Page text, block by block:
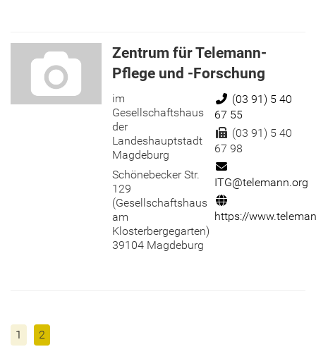
Zentrum für Telemann-
Pflege und -Forschung
im
Gesellschaftshaus
der
Landeshauptstadt
Magdeburg
Schönebecker Str.
129
(Gesellschaftshaus
am
Klosterbergegarten)
39104 Magdeburg
Telefon:
(03 91) 5 40
67 55
Fax:
(03 91) 5 40
67 98
ITG@telemann.org
https://
1 2